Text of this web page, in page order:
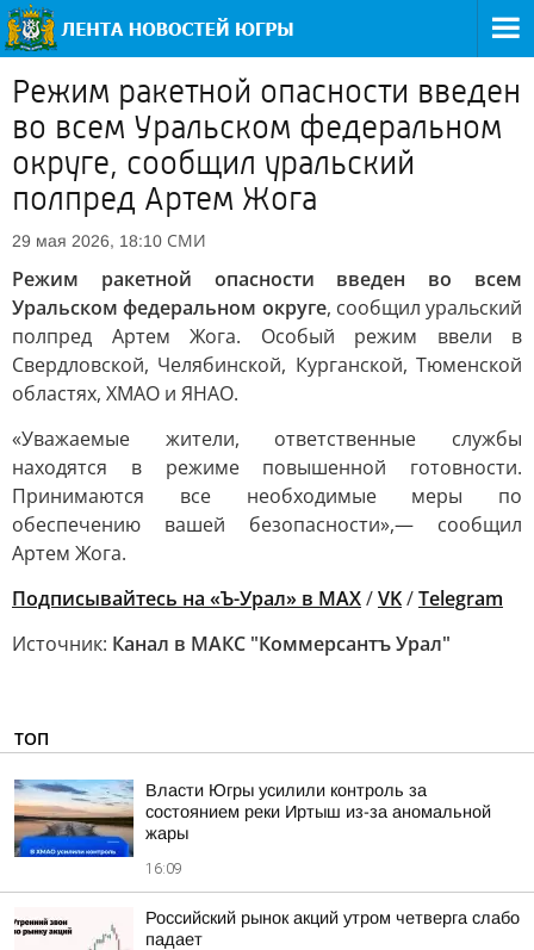
Режим ракетной опасности введен
во всем Уральском федеральном
округе, сообщил уральский
полпред Артем Жога
29 мая 2026, 18:10 СМИ
Режим ракетной опасности введен во всем
Уральском федеральном округе, сообщил уральский
полпред Артем Жога. Особый режим ввели в
Свердловской, Челябинской, Курганской, Тюменской
областях, ХМАО и ЯНАО.
«Уважаемые жители, ответственные службы
находятся в режиме повышенной готовности.
Принимаются все необходимые меры по
обеспечению вашей безопасности»,— сообщил
Артем Жога.
Подписывайтесь на «Ъ-Урал» в MAX/VK/Telegram
Источник: Канал в МАКС "Коммерсантъ Урал"
ТОП
Власти Югры усилили контроль за
состоянием реки Иртыш из-за аномальной
жары
16:09
Российский рынок акций утром четверга слабо
падает